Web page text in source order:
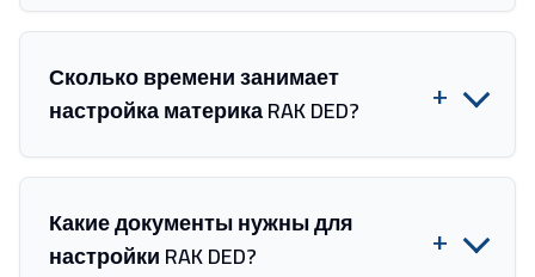
Сколько времени занимает
настройка материка RAK DED?
+
Какие документы нужны для
настройки RAK DED?
+